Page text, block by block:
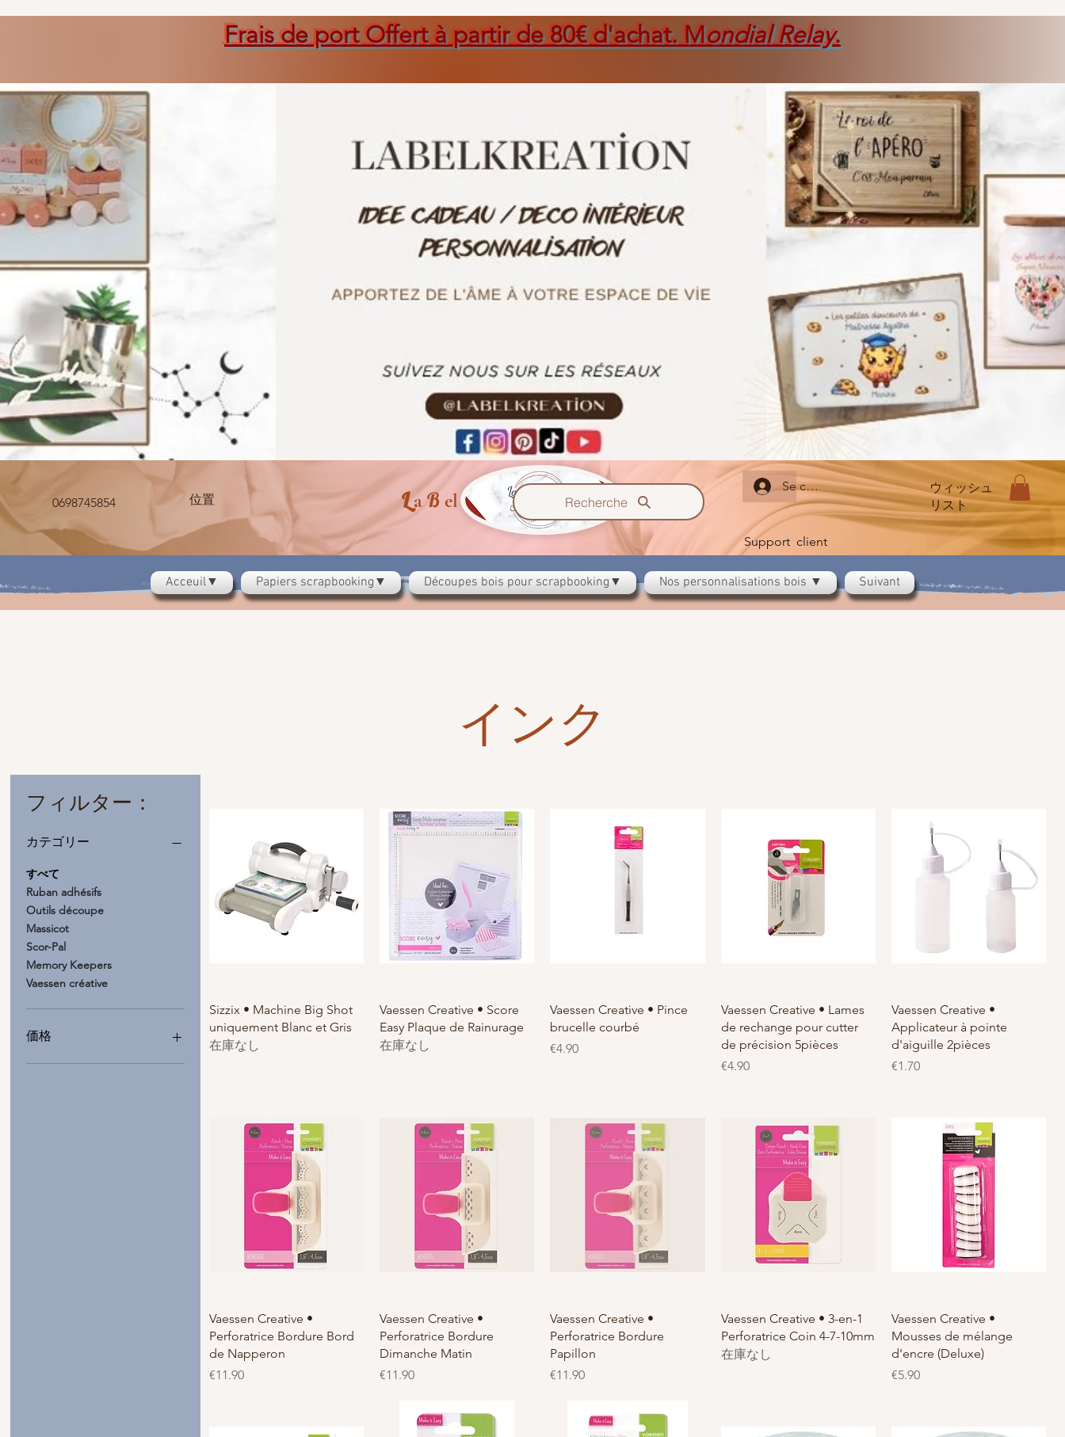
Frais de port Offert à partir de 80€ d'achat. Mondial Relay.
Acceuil▼ Papiers scrapbooking▼ Découpes bois pour scrapbooking▼ Nos personnalisations bois ▼ Suivant
0698745854 位置 La B elKreation Recherche
Se connecter
Support client
ウィッシュ
リスト
インク
フィルター：
カテゴリー
すべて
Ruban adhésifs
Outils découpe
Massicot
Scor-Pal
Memory Keepers
Vaessen créative
価格
Sizzix • Machine Big Shot
uniquement Blanc et Gris
在庫なし
Vaessen Creative • Score
Easy Plaque de Rainurage
在庫なし
Vaessen Creative • Pince
brucelle courbé
価格
€4.90
Vaessen Creative • Lames
de rechange pour cutter
de précision 5pièces
価格
€4.90
Vaessen Creative •
Applicateur à pointe
d'aiguille 2pièces
価格
€1.70
Vaessen Creative •
Perforatrice Bordure Bord
de Napperon
価格
€11.90
Vaessen Creative •
Perforatrice Bordure
Dimanche Matin
価格
€11.90
Vaessen Creative •
Perforatrice Bordure
Papillon
価格
€11.90
Vaessen Creative • 3-en-1
Perforatrice Coin 4-7-10mm
在庫なし
Vaessen Creative •
Mousses de mélange
d'encre (Deluxe)
価格
€5.90